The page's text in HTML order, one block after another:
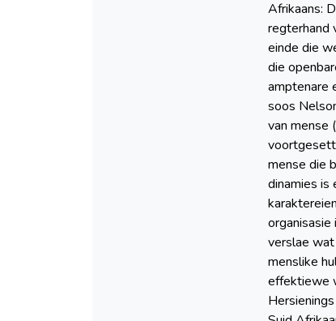
Afrikaans:
regterhand
einde die
die
amptenare
soos
van mense
mense die
dinamies is
verslae
menslike
effektiewe